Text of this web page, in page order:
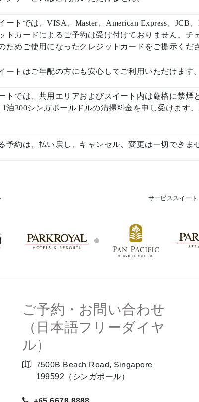
ートでは、VISA、Master、American Express、JCB
トカードによるご予約は受け付けておりません。
ためご使用になったクレジットカードをご提示くだ
ートはご年配の方にも安心してご利用いただけます。
トでは、共用エリアおよびスイート内は厳格に禁
1泊300シンガポールドルの清掃料金を申し受けます
予約は、払い戻し、キャンセル、変更は一切できま
サービススイート
ご予約・お問い合わせ
（日本語フリーダイヤ
ル）
7500B Beach Road, Singapore
199592（シンガポール）